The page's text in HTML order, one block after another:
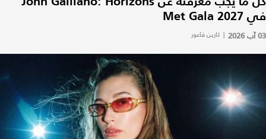
في Met Gala 2027
03 آب 2026 | كارين فاعور